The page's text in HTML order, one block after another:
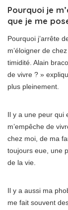
Pourquoi je
que je me
Pourquoi j’arrête
m’éloigner de
timidité. Alain
de vivre ? »
plus pleinement.
Il y a une peur qui
m’empêche de
chez moi, de ma
toujours eue, une
de la vie.
Il y a aussi ma
me fait souvent